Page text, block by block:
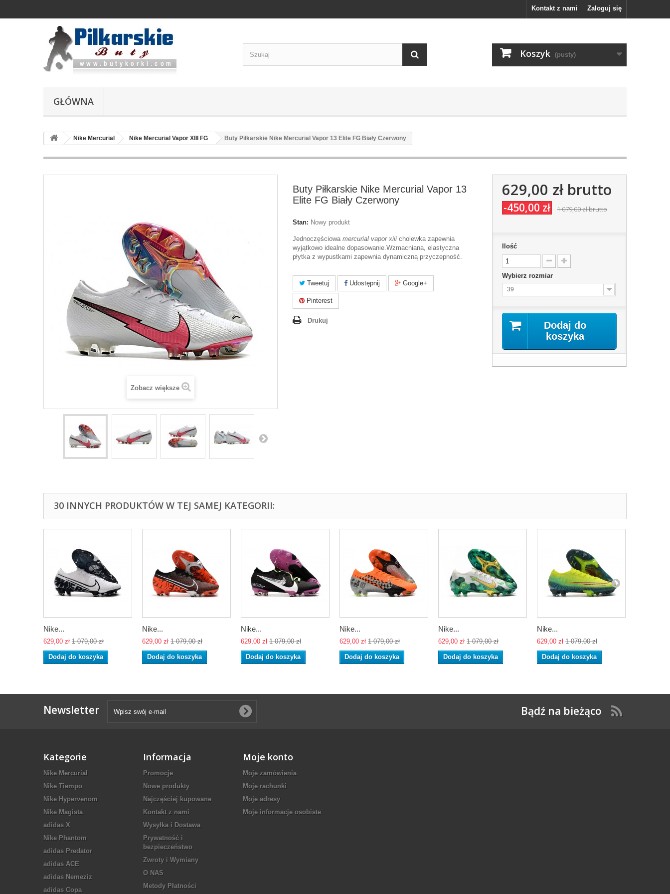
Zaloguj się
Kontakt z nami
Koszyk (pusty)
GŁÓWNA
Nike Mercurial Nike Mercurial Vapor XIII FG Buty Piłkarskie Nike Mercurial Vapor 13 Elite FG Biały Czerwony
Zobacz większe
Buty Piłkarskie Nike Mercurial Vapor 13
Elite FG Biały Czerwony
Stan: Nowy produkt
Jednoczęściowa mercurial vapor xiii cholewka zapewnia
wyjątkowo idealne dopasowanie.Wzmacniana, elastyczna
płytka z wypustkami zapewnia dynamiczną przyczepność.
Tweetuj Udostępnij Google+
Pinterest
Drukuj
629,00 złbrutto
-450,00 zł 1 079,00 złbrutto
Ilość
Wybierz rozmiar
39
Dodaj do
koszyka
30 INNYCH PRODUKTÓW W TEJ SAMEJ KATEGORII:
Nike...
629,00 zł 1 079,00 zł
Dodaj do koszyka
Nike...
629,00 zł 1 079,00 zł
Dodaj do koszyka
Nike...
629,00 zł 1 079,00 zł
Dodaj do koszyka
Nike...
629,00 zł 1 079,00 zł
Dodaj do koszyka
Nike...
629,00 zł 1 079,00 zł
Dodaj do koszyka
Nike...
629,00 zł 1 079,00 zł
Dodaj do koszyka
Newsletter Bądź na bieżąco
Kategorie
Nike Mercurial
Nike Tiempo
Nike Hypervenom
Nike Magista
adidas X
Nike Phantom
adidas Predator
adidas ACE
adidas Nemeziz
adidas Copa
Informacja
Promocje
Nowe produkty
Najczęściej kupowane
Kontakt z nami
Wysyłka i Dostawa
Prywatność i
bezpieczeństwo
Zwroty i Wymiany
O NAS
Metody Płatności
Moje konto
Moje zamówienia
Moje rachunki
Moje adresy
Moje informacje osobiste